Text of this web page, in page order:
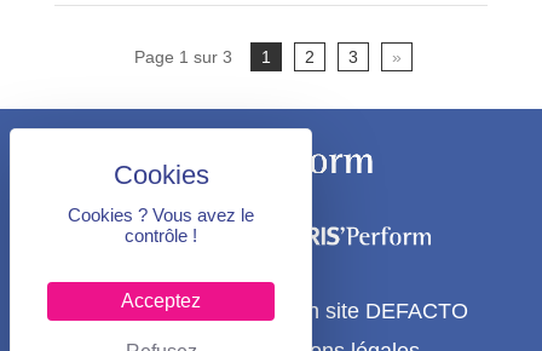
Cookies ? Vous avez le
contrôle !
Acceptez
Page 1 sur 3 1 2 3 »
@2022 Sup’Perform
Un site DEFACTO